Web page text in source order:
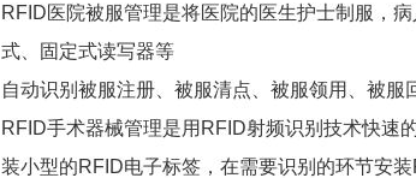
RFID医院被服管理是将医院的医生护士制服，
式、固定式读写器等
自动识别被服注册、被服清点、被服领用、被
RFID手术器械管理是用RFID射频识别技术快速
装小型的RFID电子标签，在需要识别的环节安